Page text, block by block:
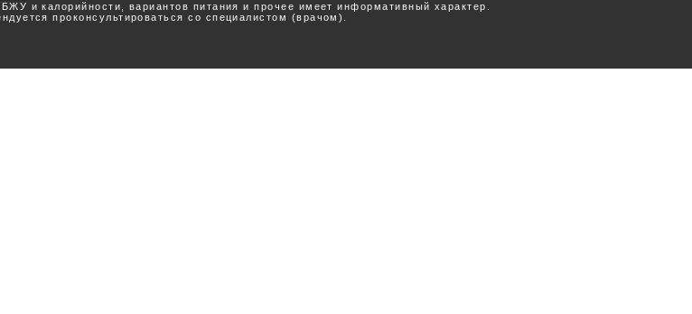
и калорийности, вариантов питания и прочее имеет информативный характер.
проконсультироваться со специалистом (врачом).